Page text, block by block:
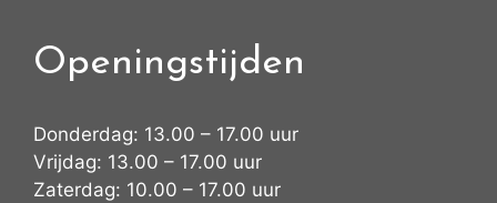
Openingstijden
Donderdag: 13.00 – 17.00 uur
Vrijdag: 13.00 – 17.00 uur
Zaterdag: 10.00 – 17.00 uur